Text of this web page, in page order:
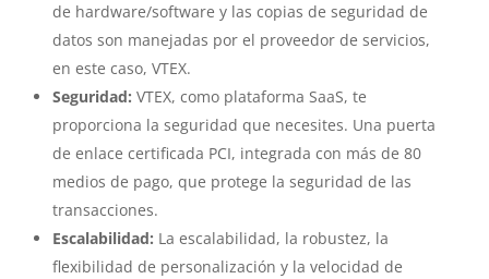
de hardware/software y las copias de seguridad de
datos son manejadas por el proveedor de servicios,
en este caso, VTEX.
Seguridad: VTEX, como plataforma SaaS, te
proporciona la seguridad que necesites. Una puerta
de enlace certificada PCI, integrada con más de 80
medios de pago, que protege la seguridad de las
transacciones.
Escalabilidad: La escalabilidad, la robustez, la
flexibilidad de personalización y la velocidad de